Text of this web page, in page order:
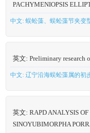
PACHYMENIOPSIS
中文: 蜈蚣藻、蜈蚣藻节夹变
英文: Preliminary research
中文: 辽宁沿海蜈蚣藻属的初
英文: RAPD ANALYSIS
SINOYUBIMORPHA